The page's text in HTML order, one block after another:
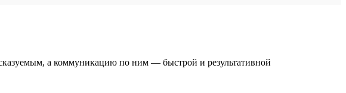
а коммуникацию по ним — быстрой и результативной